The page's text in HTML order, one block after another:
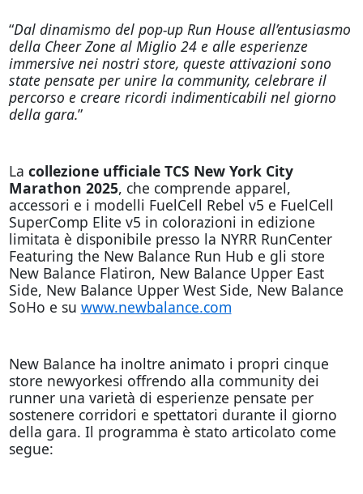
“Dal dinamismo del pop-up Run House all’entusiasmo
della Cheer Zone al Miglio 24 e alle esperienze
immersive nei nostri store, queste attivazioni sono
state pensate per unire la community, celebrare il
percorso e creare ricordi indimenticabili nel giorno
della gara.”
La collezione ufficiale TCS New York City
Marathon 2025, che comprende apparel,
accessori e i modelli FuelCell Rebel v5 e FuelCell
SuperComp Elite v5 in colorazioni in edizione
limitata è disponibile presso la NYRR RunCenter
Featuring the New Balance Run Hub e gli store
New Balance Flatiron, New Balance Upper East
Side, New Balance Upper West Side, New Balance
SoHo e su www.newbalance.com
New Balance ha inoltre animato i propri cinque
store newyorkesi offrendo alla community dei
runner una varietà di esperienze pensate per
sostenere corridori e spettatori durante il giorno
della gara. Il programma è stato articolato come
segue: